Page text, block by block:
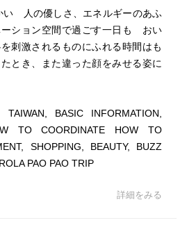
い 人の優しさ、エネルギーのあふ
ション空間で過ごす一日も おい
刺激されるものにふれる時間はも
とき、また違った顔をみせる姿に
BASIC INFORMATION,
TO COORDINATE HOW TO
SHOPPING, BEAUTY, BUZZ
PAO PAO TRIP
詳細をみる